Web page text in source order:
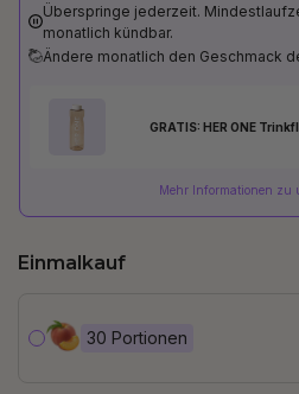
Überspringe jederzeit.
monatlich kündbar.
Ändere monatlich den Geschmack
GRATIS: HER ONE
Mehr Informationen zu
Einmalkauf
30 Portionen